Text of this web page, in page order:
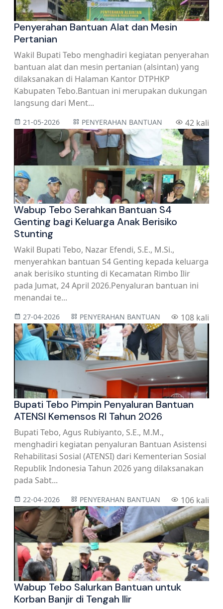
Penyerahan Bantuan Alat dan Mesin
Pertanian
Wakil Bupati Tebo menghadiri kegiatan penyerahan
bantuan alat dan mesin pertanian (alsintan) yang
dilaksanakan di Halaman Kantor DTPHKP
Kabupaten Tebo.Bantuan ini merupakan dukungan
langsung dari Ment...
21-05-2026 PENYERAHAN BANTUAN 42 kali
Wabup Tebo Serahkan Bantuan S4
Genting bagi Keluarga Anak Berisiko
Stunting
Wakil Bupati Tebo, Nazar Efendi, S.E., M.Si.,
menyerahkan bantuan S4 Genting kepada keluarga
anak berisiko stunting di Kecamatan Rimbo Ilir
pada Jumat, 24 April 2026.Penyaluran bantuan ini
menandai te...
27-04-2026 PENYERAHAN BANTUAN 108 kali
Bupati Tebo Pimpin Penyaluran Bantuan
ATENSI Kemensos RI Tahun 2026
Bupati Tebo, Agus Rubiyanto, S.E., M.M.,
menghadiri kegiatan penyaluran Bantuan Asistensi
Rehabilitasi Sosial (ATENSI) dari Kementerian Sosial
Republik Indonesia Tahun 2026 yang dilaksanakan
pada Sabt...
22-04-2026 PENYERAHAN BANTUAN 106 kali
Wabup Tebo Salurkan Bantuan untuk
Korban Banjir di Tengah Ilir